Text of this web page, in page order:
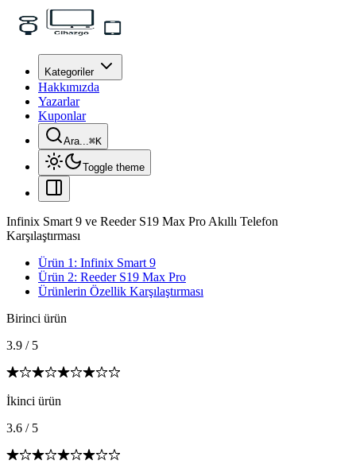
Kategoriler
Hakkımızda
Yazarlar
Kuponlar
Ara...⌘K
Toggle theme
Infinix Smart 9 ve Reeder S19 Max Pro Akıllı Telefon
Karşılaştırması
Ürün 1: Infinix Smart 9
Ürün 2: Reeder S19 Max Pro
Ürünlerin Özellik Karşılaştırması
Birinci ürün
3.9 / 5
İkinci ürün
3.6 / 5